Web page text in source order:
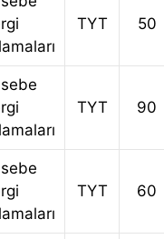
TYT 50
TYT 90
TYT 60